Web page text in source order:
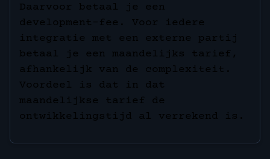
Daarvoor betaal je een
development-fee. Voor iedere
integratie met een externe partij
betaal je een maandelijks tarief,
afhankelijk van de complexiteit.
Voordeel is dat in dat
maandelijkse tarief de
ontwikkelingstijd al verrekend is.